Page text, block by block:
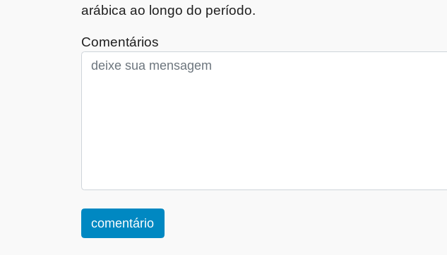
arábica ao longo do período.
Comentários
comentário